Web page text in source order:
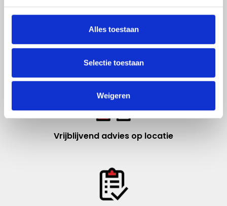
Alles toestaan
Selectie toestaan
Weigeren
Vrijblijvend advies op locatie